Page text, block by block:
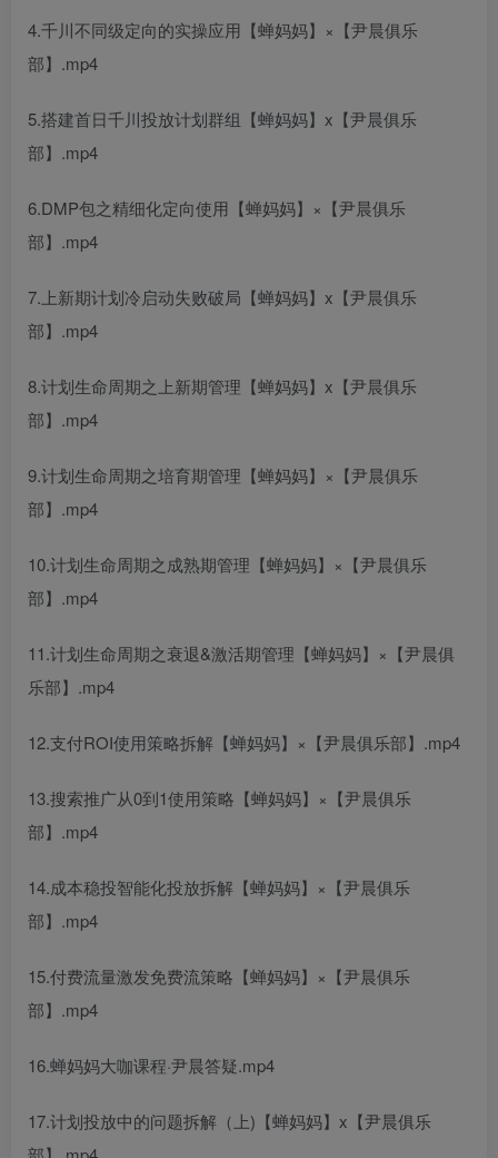
4.千川不同级定向的实操应用【蝉妈妈】×【尹晨俱乐
部】.mp4
5.搭建首日千川投放计划群组【蝉妈妈】x【尹晨俱乐
部】.mp4
6.DMP包之精细化定向使用【蝉妈妈】×【尹晨俱乐
部】.mp4
7.上新期计划冷启动失败破局【蝉妈妈】x【尹晨俱乐
部】.mp4
8.计划生命周期之上新期管理【蝉妈妈】x【尹晨俱乐
部】.mp4
9.计划生命周期之培育期管理【蝉妈妈】×【尹晨俱乐
部】.mp4
10.计划生命周期之成熟期管理【蝉妈妈】×【尹晨俱乐
部】.mp4
11.计划生命周期之衰退&激活期管理【蝉妈妈】×【尹晨俱
乐部】.mp4
12.支付ROI使用策略拆解【蝉妈妈】×【尹晨俱乐部】.mp4
13.搜索推广从0到1使用策略【蝉妈妈】×【尹晨俱乐
部】.mp4
14.成本稳投智能化投放拆解【蝉妈妈】×【尹晨俱乐
部】.mp4
15.付费流量激发免费流策略【蝉妈妈】×【尹晨俱乐
部】.mp4
16.蝉妈妈大咖课程·尹晨答疑.mp4
17.计划投放中的问题拆解（上)【蝉妈妈】x【尹晨俱乐